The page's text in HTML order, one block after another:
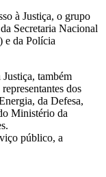
à Justiça, o grupo
Secretaria Nacional
e da Polícia
também
dos
da Defesa,
Ministério da
público, a